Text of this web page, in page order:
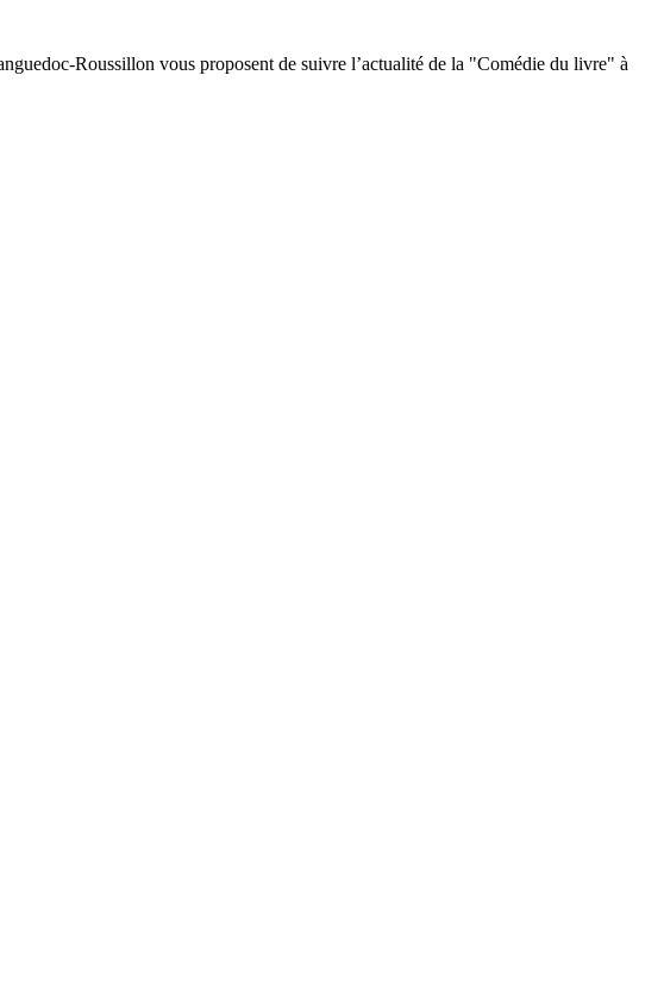
Roussillon vous proposent de suivre l’actualité de la "Comédie du livre" à